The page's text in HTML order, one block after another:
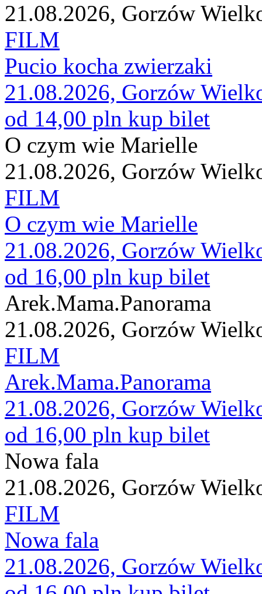
21.08.2026, Gorzów
FILM
Pucio kocha zwierzaki
21.08.2026, Gorzów
od 14,00 pln kup bilet
O czym wie Marielle
21.08.2026, Gorzów
FILM
O czym wie Marielle
21.08.2026, Gorzów
od 16,00 pln kup bilet
Arek.Mama.Panorama
21.08.2026, Gorzów
FILM
Arek.Mama.Panorama
21.08.2026, Gorzów
od 16,00 pln kup bilet
Nowa fala
21.08.2026, Gorzów
FILM
Nowa fala
21.08.2026, Gorzów